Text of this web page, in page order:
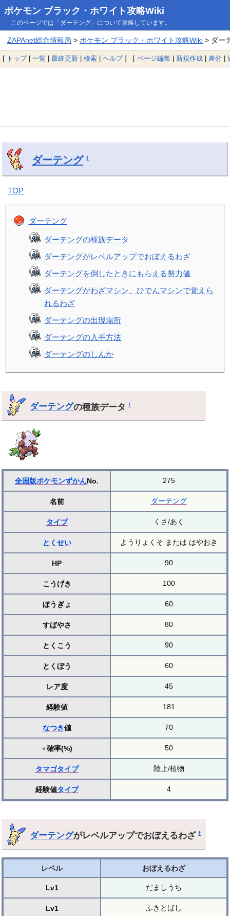
ポケモン ブラック・ホワイト攻略Wiki
このページでは「ダーテング」について攻略しています。
ZAPAnet総合情報局 > ポケモン ブラック・ホワイト攻略Wiki> ダー
[ トップ| 一覧 | 最終更新 | 検索 | ヘルプ] [ ページ編集 | 新規作成 | 差分 |
ダーテング †
TOP
ダーテング
ダーテングの種族データ
ダーテングがレベルアップでおぼえるわざ
ダーテングを倒したときにもらえる努力値
ダーテングがわざマシン、ひでんマシンで覚えら
れるわざ
ダーテングの出現場所
ダーテングの入手方法
ダーテングのしんか
ダーテングの種族データ†
全国版ポケモンずかんNo. 275
名前 ダーテング
タイプ くさ/あく
とくせい ようりょくそ または はやおき
HP 90
こうげき 100
ぼうぎょ 60
すばやさ 80
とくこう 90
とくぼう 60
レア度 45
経験値 181
なつき値 70
♀確率(%) 50
タマゴタイプ 陸上/植物
経験値タイプ 4
ダーテングがレベルアップでおぼえるわざ†
レベル おぼえるわざ
Lv1 だましうち
Lv1 ふきとばし